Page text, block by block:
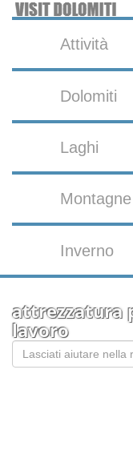
Attività
Dolomiti
Laghi
Montagne
Inverno
attrezzatura
lavoro